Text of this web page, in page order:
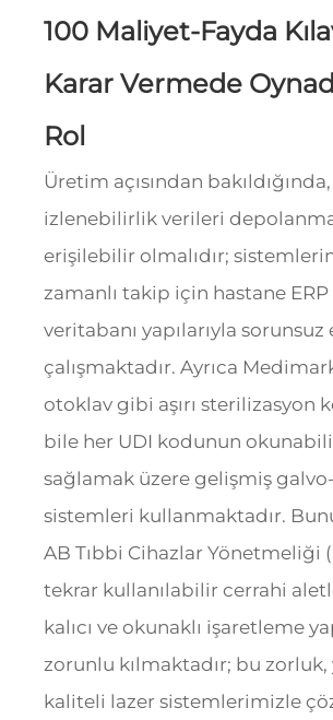
100 Maliyet-Fayda
Karar Vermede
Rol
Üretim açısından bakıldığında,
izlenebilirlik verileri
erişilebilir olmalıdır;
zamanlı takip için hastane ERP
veritabanı yapılarıyla
çalışmaktadır. Ayrıca
otoklav gibi aşırı sterilizasyon
bile her UDI kodunun
sağlamak üzere gelişmiş
sistemleri kullanmaktadır.
AB Tıbbi Cihazlar Yönetmeliği
tekrar kullanılabilir cerrahi
kalıcı ve okunaklı işaretleme
zorunlu kılmaktadır; bu zorluk,
kaliteli lazer sistemlerimizle